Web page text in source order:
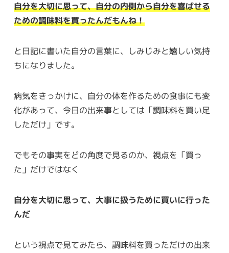
自分を大切に思って、自分の内側から自分を喜ばせる
ための調味料を買ったんだもんね！
と日記に書いた自分の言葉に、しみじみと嬉しい気持
ちになりました。
病気をきっかけに、自分の体を作るための食事にも変
化があって、今日の出来事としては「調味料を買い足
しただけ」です。
でもその事実をどの角度で見るのか、視点を「買っ
た」だけではなく
自分を大切に思って、大事に扱うために買いに行った
んだ
という視点で見てみたら、調味料を買っただけの出来